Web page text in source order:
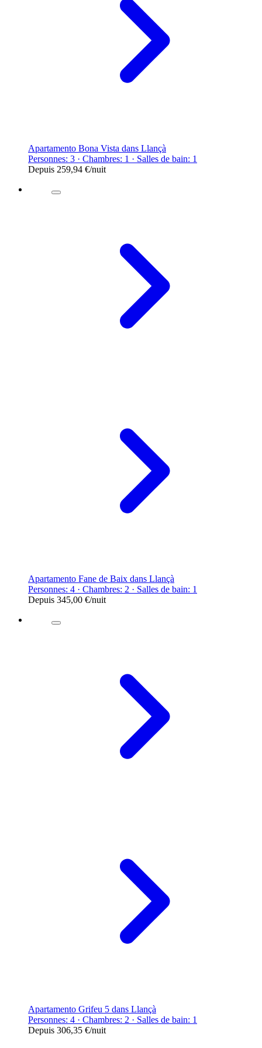
Apartamento Bona Vista dans Llançà
Personnes: 3 · Chambres: 1 · Salles de bain: 1
Depuis 259,94 €/nuit
Apartamento Fane de Baix dans Llançà
Personnes: 4 · Chambres: 2 · Salles de bain: 1
Depuis 345,00 €/nuit
Apartamento Grifeu 5 dans Llançà
Personnes: 4 · Chambres: 2 · Salles de bain: 1
Depuis 306,35 €/nuit